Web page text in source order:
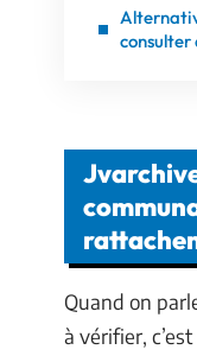
consulter
Quand on
à vérifier,